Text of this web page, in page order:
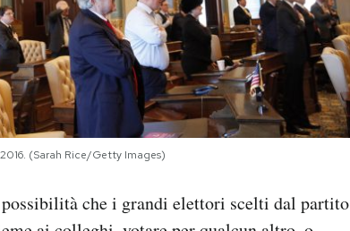
(Sarah Rice/Getty Images)
possibilità che i grandi elettori scelti dal partito